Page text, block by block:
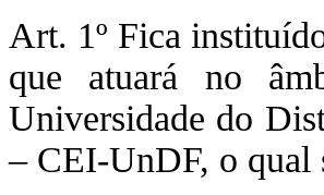
Art. 1º Fica
que atuará no
Universidade do
– CEI-UnDF, o qual